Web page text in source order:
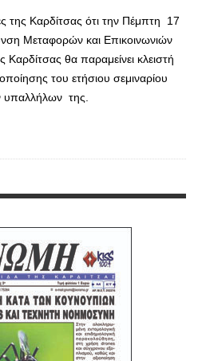
της Καρδίτσας ότι την Πέμπτη 17
Μεταφορών και Επικοινωνιών
Καρδίτσας θα παραμείνει κλειστή
του ετήσιου σεμιναρίου
υπαλλήλων της.